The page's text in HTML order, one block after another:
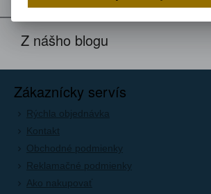
Z nášho blogu
Zákaznícky servís
Rýchla objednávka
Kontakt
Obchodné podmienky
Reklamačné podmienky
Ako nakupovať